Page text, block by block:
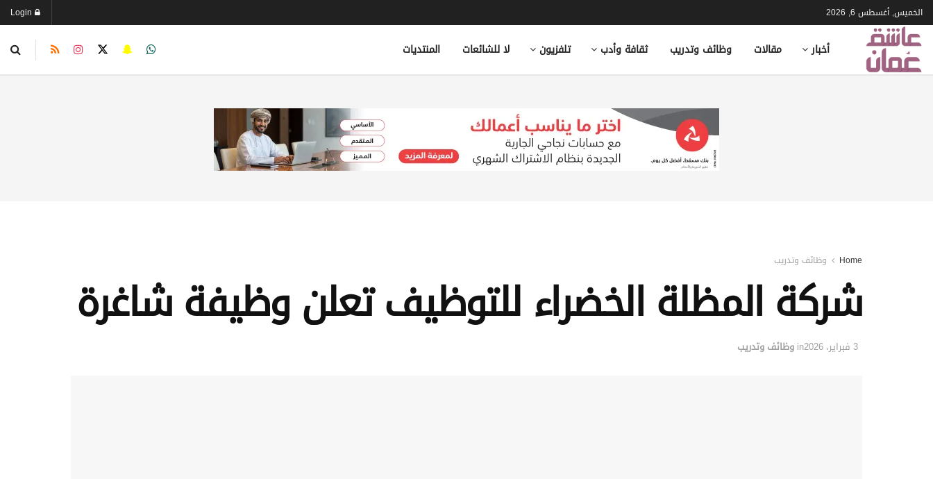
الخميس, أغسطس 6, 2026
أخبار مقالات وظائف وتدريب ثقافة وأدب تلفزيون لا للشائعات المنتديات
Home وظائف وتدريب
شركة المظلة الخضراء للتوظيف تعلن وظيفة شاغرة
3 فبراير، 2026 in وظائف وتدريب